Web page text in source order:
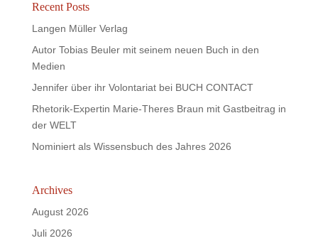
Recent Posts
Langen Müller Verlag
Autor Tobias Beuler mit seinem neuen Buch in den
Medien
Jennifer über ihr Volontariat bei BUCH CONTACT
Rhetorik-Expertin Marie-Theres Braun mit Gastbeitrag in
der WELT
Nominiert als Wissensbuch des Jahres 2026
Archives
August 2026
Juli 2026